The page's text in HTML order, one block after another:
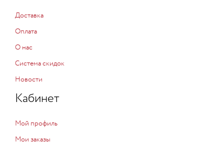
Доставка
Оплата
О нас
Система скидок
Новости
Кабинет
Мой профиль
Мои заказы